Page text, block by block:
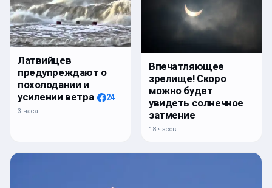
Латвийцев
предупреждают о
похолодании и
усилении ветра
24
3 часа
Впечатляющее
зрелище! Скоро
можно будет
увидеть солнечное
затмение
18 часов